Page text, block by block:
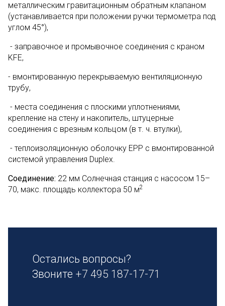
металлическим гравитационным обратным клапаном
(устанавливается при положении ручки термометра под
углом 45°),
- заправочное и промывочное соединения с краном
KFE,
- вмонтированную перекрываемую вентиляционную
трубу,
- места соединения с плоскими уплотнениями,
крепление на стену и накопитель, штуцерные
соединения с врезным кольцом (в т. ч. втулки),
- теплоизоляционную оболочку EPP с вмонтированной
системой управления Duplex.
Соединение: 22 мм Солнечная станция с насосом 15–
70, макс. площадь коллектора 50 м2
Остались вопросы?
Звоните +7 495 187-17-71